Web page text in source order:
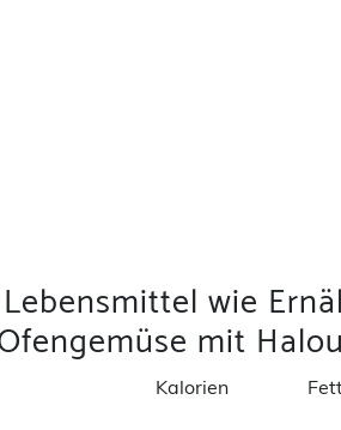
wie
mit
Kalorien